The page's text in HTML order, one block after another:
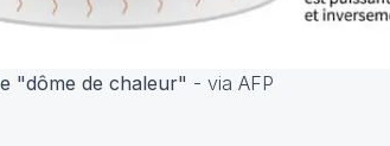
"dôme de chaleur" - via AFP